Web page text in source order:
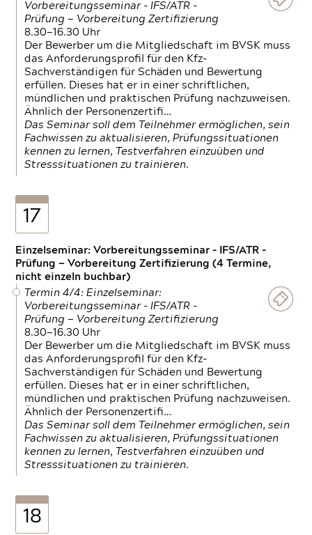
Vorbereitungsseminar - IFS/ATR -
Prüfung — Vorbereitung Zertifizierung
8.30—16.30 Uhr
Der Bewerber um die Mitgliedschaft im BVSK muss
das Anforderungsprofil für den Kfz-
Sachverständigen für Schäden und Bewertung
erfüllen. Dieses hat er in einer schriftlichen,
mündlichen und praktischen Prüfung nachzuweisen.
Ähnlich der Personenzertifi…
Das Seminar soll dem Teilnehmer ermöglichen, sein
Fachwissen zu aktualisieren, Prüfungssituationen
kennen zu lernen, Testverfahren einzuüben und
Stresssituationen zu trainieren.
17
Einzelseminar: Vorbereitungsseminar - IFS/ATR -
Prüfung — Vorbereitung Zertifizierung (4 Termine,
nicht einzeln buchbar)
Termin 4/4: Einzelseminar:
Vorbereitungsseminar - IFS/ATR -
Prüfung — Vorbereitung Zertifizierung
8.30—16.30 Uhr
Der Bewerber um die Mitgliedschaft im BVSK muss
das Anforderungsprofil für den Kfz-
Sachverständigen für Schäden und Bewertung
erfüllen. Dieses hat er in einer schriftlichen,
mündlichen und praktischen Prüfung nachzuweisen.
Ähnlich der Personenzertifi…
Das Seminar soll dem Teilnehmer ermöglichen, sein
Fachwissen zu aktualisieren, Prüfungssituationen
kennen zu lernen, Testverfahren einzuüben und
Stresssituationen zu trainieren.
18